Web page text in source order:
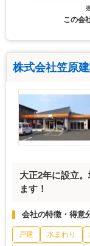
この会
株式会社笠原
大正2年に設立
ます！
会社の特徴・得意
戸建 水まわり